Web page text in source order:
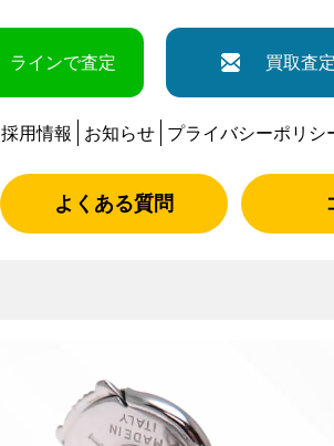
ラインで査定 買取査
採用情報 お知らせ プライバシーポリシ
よくある質問